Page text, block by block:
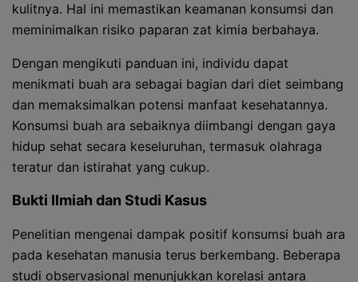
kulitnya. Hal ini memastikan keamanan konsumsi dan
meminimalkan risiko paparan zat kimia berbahaya.
Dengan mengikuti panduan ini, individu dapat
menikmati buah ara sebagai bagian dari diet seimbang
dan memaksimalkan potensi manfaat kesehatannya.
Konsumsi buah ara sebaiknya diimbangi dengan gaya
hidup sehat secara keseluruhan, termasuk olahraga
teratur dan istirahat yang cukup.
Bukti Ilmiah dan Studi Kasus
Penelitian mengenai dampak positif konsumsi buah ara
pada kesehatan manusia terus berkembang. Beberapa
studi observasional menunjukkan korelasi antara